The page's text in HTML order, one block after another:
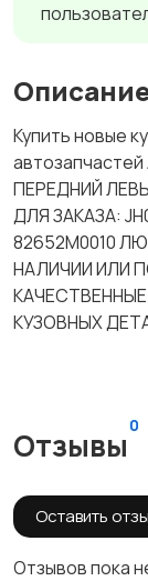
Купить новые
ПЕРЕДНИЙ
ДЛЯ ЗАКАЗА:
82652M0010
НАЛИЧИИ ИЛИ
КУЗОВНЫХ
Отзывы
0
Оставить
Отзывов пока